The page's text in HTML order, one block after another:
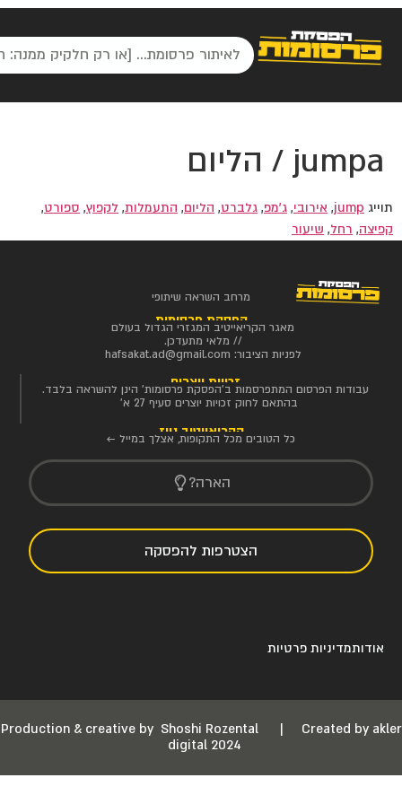
jumpa / הליום
תוייג jump
, אירובי, ג'מפ, גלברט, הליום, התעמלות, לקפוץ, ספורט,
קפיצה, רחל, שיעור
מרחב השראה שיתופי
הפסקת פרסומות
מאגר הקריאייטיב המגזרי הגדול בעולם
// מלאי מתעדכן.
לפניות הציבור: hafsakat.ad@gmail.com
זכויות יוצרים
עבודות הפרסום המתפרסמות ב'הפסקת פרסומות' הינן להשראה בלבד.
בהתאם לחוק זכויות יוצרים סעיף 27 א'
הקריאייטיב ניוז
כל הטובים מכל התקופות, אצלך במייל ←
הארה?
הצטרפות להפסקה
אודותמדיניות פרטיות
Production & creative by Shoshi Rozental | Created by akler
digital 2024